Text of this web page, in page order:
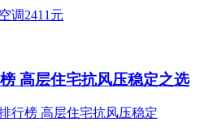
高层住宅抗风压稳定之选